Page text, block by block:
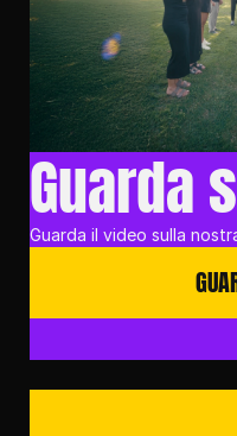
Guarda
Guarda il video sulla